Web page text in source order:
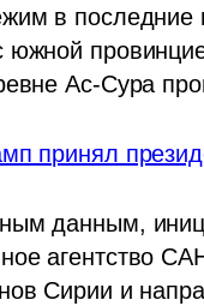
в последние
южной
Ас-Сура
принял
данным,
агентство
Сирии и